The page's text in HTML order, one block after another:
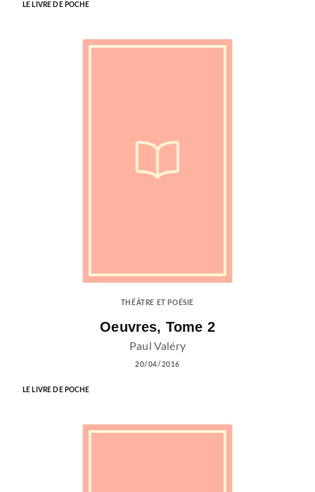
LE LIVRE DE POCHE
THÉÂTRE ET POÉSIE
Oeuvres, Tome 2
Paul Valéry
20/04/2016
LE LIVRE DE POCHE